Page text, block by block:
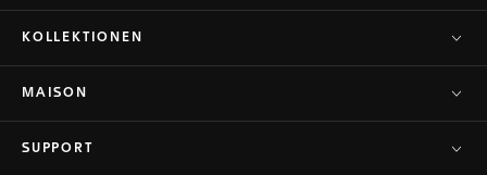
KOLLEKTIONEN
MAISON
SUPPORT